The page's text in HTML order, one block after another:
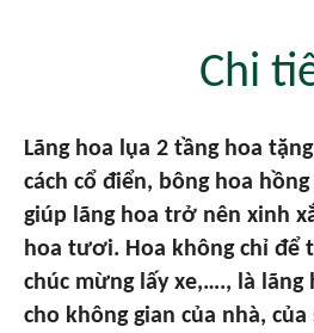
Chi
Lãng hoa lụa 2 tầng hoa
cách cổ điển, bông hoa
giúp lãng hoa trở nên xinh
hoa tươi. Hoa không chỉ để
chúc mừng lấy xe,…., là
cho không gian của nhà,